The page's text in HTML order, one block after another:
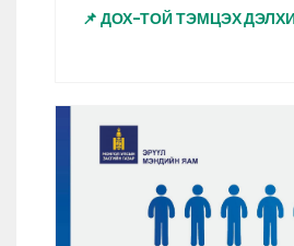
📌 ДОХ-ТОЙ ТЭМЦЭХ